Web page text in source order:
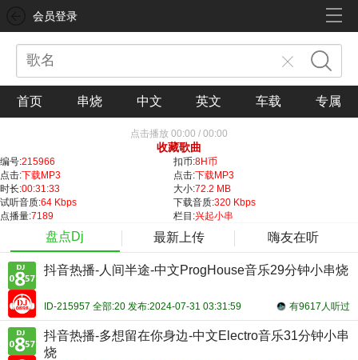
会员登录
首页 串烧 中文 英文 车载 专属
点击播放 00:00 / 00:00
收藏歌曲
编号:215966 扣币:8H币
点击:下载MP3 点击:下载MP3
时长:00:31:33 大小:72.2 MB
试听音质:64 Kbps 下载音质:320 Kbps
点播量:7189 栏目:兴起小串
盘点Dj 最新上传 嗨友在听
抖音热播-人间半途-中文ProgHouse音乐29分钟小串烧
有9617人听过
ID-215957 全部:20 发布:2024-07-31 03:31:59
抖音热播-多想留在你身边-中文Electro音乐31分钟小串
烧